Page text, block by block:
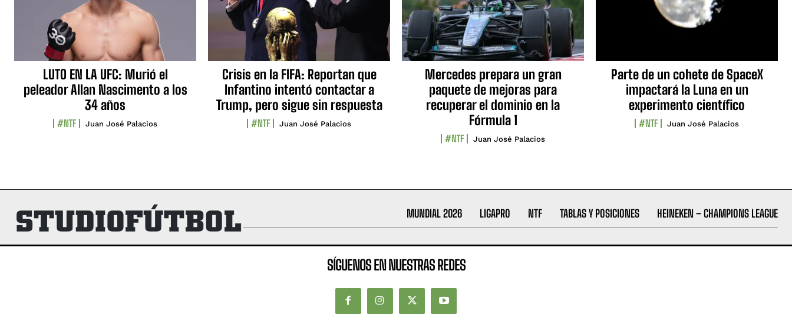
LUTO EN LA UFC: Murió el
peleador Allan Nascimento a los
34 años
#NTF Juan José Palacios
Crisis en la FIFA: Reportan que
Infantino intentó contactar a
Trump, pero sigue sin respuesta
#NTF Juan José Palacios
Mercedes prepara un gran
paquete de mejoras para
recuperar el dominio en la
Fórmula 1
#NTF Juan José Palacios
Parte de un cohete de SpaceX
impactará la Luna en un
experimento científico
#NTF Juan José Palacios
MUNDIAL 2026 LIGAPRO NTF TABLAS Y POSICIONES HEINEKEN – CHAMPIONS LEAGUE
SÍGUENOS EN NUESTRAS REDES